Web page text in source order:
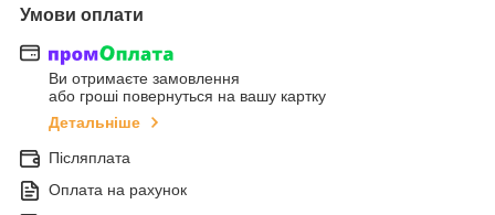
Умови оплати
Ви отримаєте замовлення
або гроші повернуться на вашу картку
Детальніше
Післяплата
Оплата на рахунок